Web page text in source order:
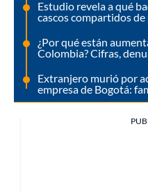
Estudio revela a qué
cascos compartidos
¿Por qué están
Colombia? Cifras,
Extranjero murió por
empresa de Bogotá: